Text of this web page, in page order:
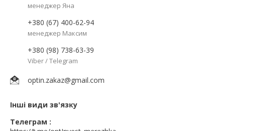
менеджер Яна
+380 (67) 400-62-94
менеджер Максим
+380 (98) 738-63-39
Viber / Telegram
optin.zakaz@gmail.com
Інші види зв'язку
Телеграм